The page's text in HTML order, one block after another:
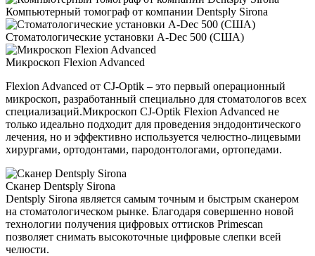
Компьютерный томограф от компании Dentsply Sirona
Стоматологические установки A-Dec 500 (США)
Микроскоп Flexion Advanced
Flexion Advanced от CJ-Optik – это первый операционный
микроскоп, разработанный специально для стоматологов всех
специализаций.Микроскоп CJ-Optik Flexion Advanced не
только идеально подходит для проведения эндодонтического
лечения, но и эффективно используется челюстно-лицевыми
хирургами, ортодонтами, пародонтологами, ортопедами.
Сканер Dentsply Sirona
Dentsply Sirona является самым точным и быстрым сканером
на стоматологическом рынке. Благодаря совершенно новой
технологии получения цифровых оттисков Primescan
позволяет снимать высокоточные цифровые слепки всей
челюсти.